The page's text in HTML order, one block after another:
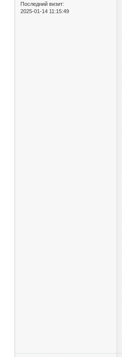
Последний визит:
2025-01-14 11:15:49